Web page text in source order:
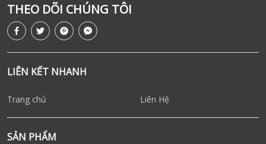
THEO DÕI CHÚNG TÔI
LIÊN KẾT NHANH
Trang chủ Liên Hệ
SẢN PHẨM